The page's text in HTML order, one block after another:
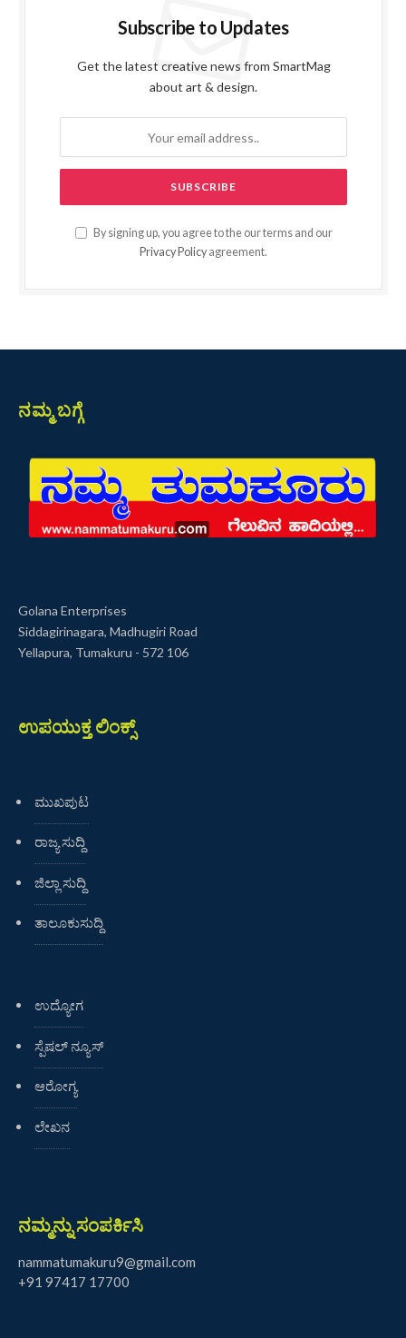
Subscribe to Updates
Get the latest creative news from SmartMag
about art & design.
By signing up, you agree to the our terms and our
Privacy Policy agreement.
ನಮ್ಮ ಬಗ್ಗೆ
Golana Enterprises
Siddagirinagara, Madhugiri Road
Yellapura, Tumakuru - 572 106
ಉಪಯುಕ್ತ ಲಿಂಕ್ಸ್
ಮುಖಪುಟ
ರಾಜ್ಯ ಸುದ್ದಿ
ಜಿಲ್ಲಾ ಸುದ್ದಿ
ತಾಲೂಕುಸುದ್ದಿ
ಉದ್ಯೋಗ
ಸ್ಪೆಷಲ್ ನ್ಯೂಸ್
ಆರೋಗ್ಯ
ಲೇಖನ
ನಮ್ಮನ್ನು ಸಂಪರ್ಕಿಸಿ
nammatumakuru9@gmail.com
+91 97417 17700